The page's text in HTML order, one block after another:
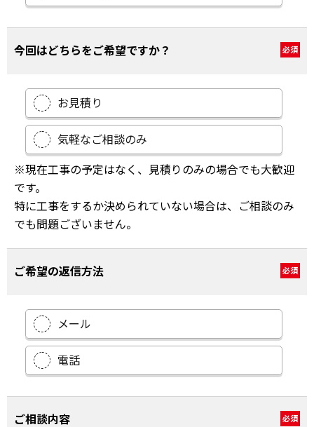
今回はどちらをご希望ですか？ 必須
お見積り
気軽なご相談のみ
※現在工事の予定はなく、見積りのみの場合でも大歓迎
です。
特に工事をするか決められていない場合は、ご相談のみ
でも問題ございません。
ご希望の返信方法 必須
メール
電話
ご相談内容 必須